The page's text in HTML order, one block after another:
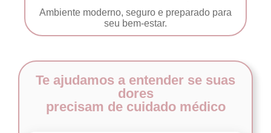
Ambiente moderno, seguro e preparado para
seu bem-estar.
Te ajudamos a entender se suas
dores
precisam de cuidado médico